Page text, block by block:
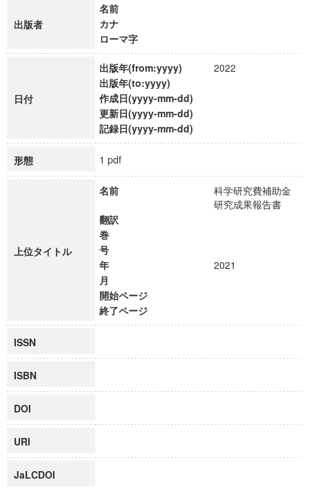
出版者
名前
カナ
ローマ字
日付
出版年(from:yyyy)
2022
出版年(to:yyyy)
作成日(yyyy-mm-dd)
更新日(yyyy-mm-dd)
記録日(yyyy-mm-dd)
形態 1 pdf
上位タイトル
名前
科学研究費補助金
研究成果報告書
翻訳
巻
号
年
2021
月
開始ページ
終了ページ
ISSN
ISBN
DOI
URI
JaLCDOI